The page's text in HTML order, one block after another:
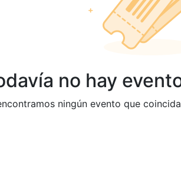
no hay
ningún evento que